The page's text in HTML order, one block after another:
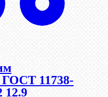
11738-
12.9